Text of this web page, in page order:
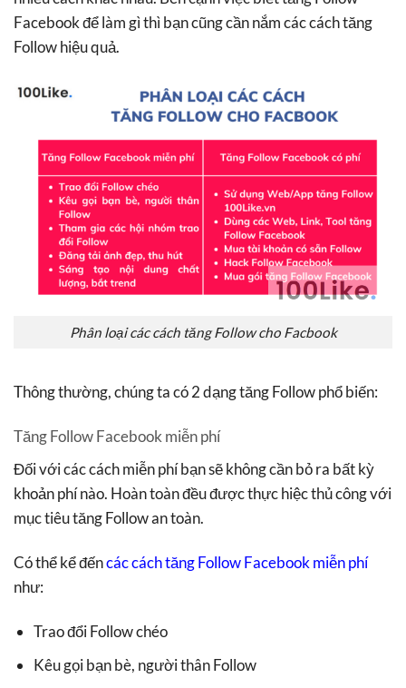
Facebook để làm gì thì bạn cũng cần nắm các cách tăng
Follow hiệu quả.
Phân loại các cách tăng Follow cho Facbook
Thông thường, chúng ta có 2 dạng tăng Follow phổ biến:
Tăng Follow Facebook miễn phí
Đối với các cách miễn phí bạn sẽ không cần bỏ ra bất kỳ
khoản phí nào. Hoàn toàn đều được thực hiệc thủ công với
mục tiêu tăng Follow an toàn.
Có thể kể đếncác cách tăng Follow Facebook miễn phí
như:
Trao đổi Follow chéo
Kêu gọi bạn bè, người thân Follow